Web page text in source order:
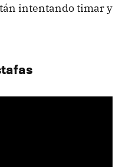
intentando timar y